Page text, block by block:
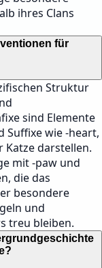
ihres Clans
für
Struktur
sind Elemente
Suffixe wie -heart,
Katze darstellen.
mit -paw und
die das
besondere
und
treu bleiben.